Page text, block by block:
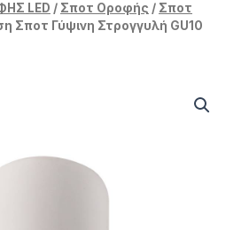
LED / Σποτ Οροφής / Σποτ
Σποτ Γύψινη Στρογγυλή GU10